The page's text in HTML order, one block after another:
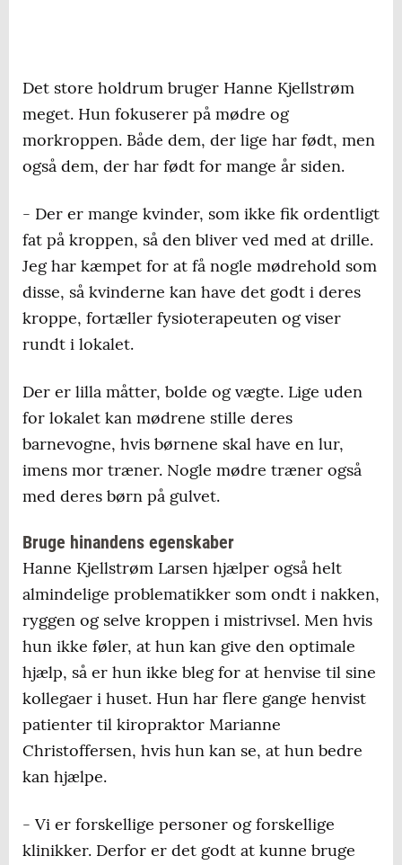
Det store holdrum bruger Hanne Kjellstrøm
meget. Hun fokuserer på mødre og
morkroppen. Både dem, der lige har født, men
også dem, der har født for mange år siden.
- Der er mange kvinder, som ikke fik ordentligt
fat på kroppen, så den bliver ved med at drille.
Jeg har kæmpet for at få nogle mødrehold som
disse, så kvinderne kan have det godt i deres
kroppe, fortæller fysioterapeuten og viser
rundt i lokalet.
Der er lilla måtter, bolde og vægte. Lige uden
for lokalet kan mødrene stille deres
barnevogne, hvis børnene skal have en lur,
imens mor træner. Nogle mødre træner også
med deres børn på gulvet.
Bruge hinandens egenskaber
Hanne Kjellstrøm Larsen hjælper også helt
almindelige problematikker som ondt i nakken,
ryggen og selve kroppen i mistrivsel. Men hvis
hun ikke føler, at hun kan give den optimale
hjælp, så er hun ikke bleg for at henvise til sine
kollegaer i huset. Hun har flere gange henvist
patienter til kiropraktor Marianne
Christoffersen, hvis hun kan se, at hun bedre
kan hjælpe.
- Vi er forskellige personer og forskellige
klinikker. Derfor er det godt at kunne bruge